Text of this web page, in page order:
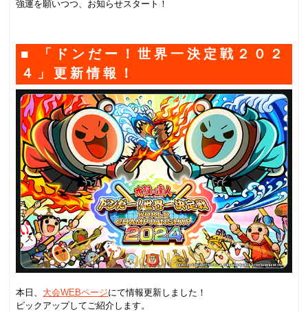
強運を願いつつ、お知らせスタート！
■ 「ドンだー！世界一決定戦２０２
４」更新情報！
本日、 大会WEBページにて情報更新しました！
ピックアップしてご紹介します。